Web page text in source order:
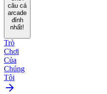
câu cá
arcade
đỉnh
nhất!
Trò
Chơi
Của
Chúng
Tôi